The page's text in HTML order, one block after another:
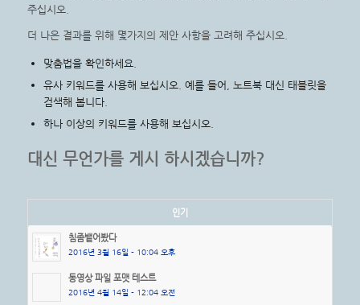
주십시오.
더 나은 결과를 위해 몇가지의 제안 사항을 고려해 주십시오.
맞춤법을 확인하세요.
유사 키워드를 사용해 보십시오. 예를 들어, 노트북 대신 태블릿을
검색해 봅니다.
하나 이상의 키워드를 사용해 보십시오.
대신 무언가를 게시 하시겠습니까?
인기
침좀뱉어봤다
2016년 3월 16일 - 10:04 오후
동영상 파일 포맷 테스트
2016년 4월 14일 - 12:04 오전